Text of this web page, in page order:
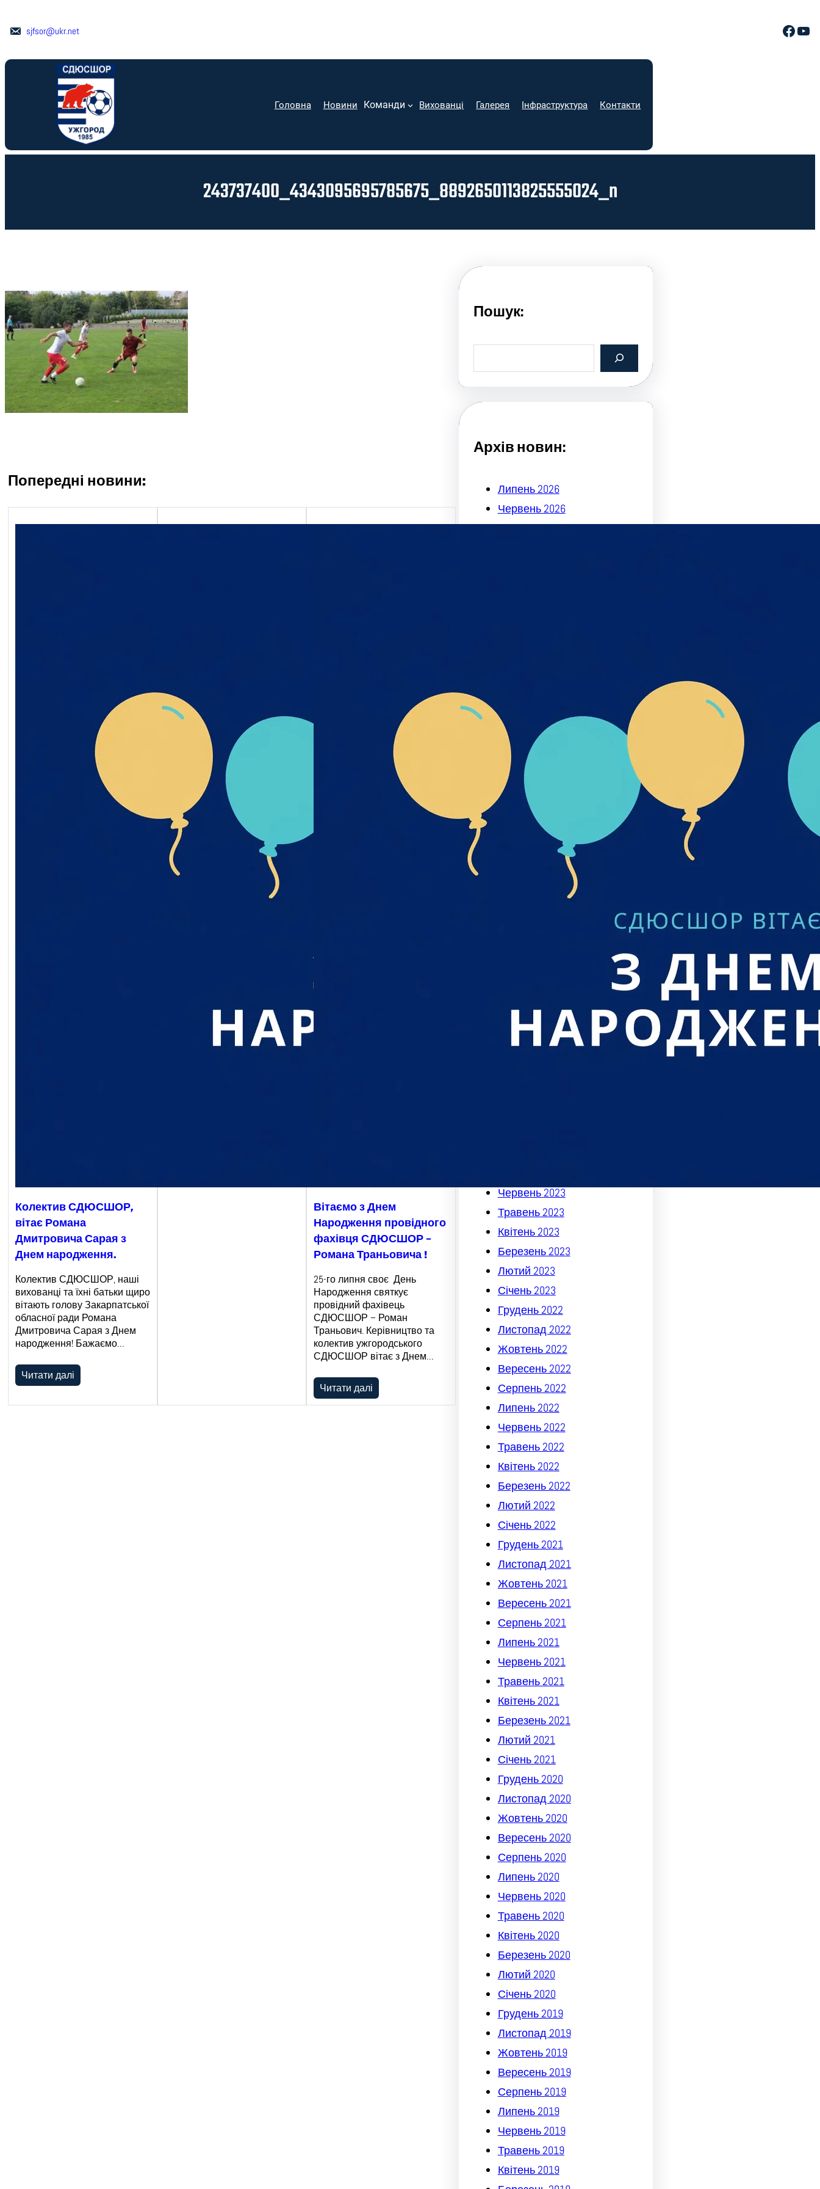
вмістуsjfsor@ukr.net Facebook YouTube
Головна Новини Команди Вихованці Галерея Інфраструктура Контакти
243737400_4343095695785675_8892650113825555024_n
Попередні новини:
Колектив СДЮСШОР,
вітає Романа
Дмитровича Сарая з
Днем народження.
Колектив СДЮСШОР, наші
вихованці та їхні батьки щиро
вітають голову Закарпатської
обласної ради Романа
Дмитровича Сарая з Днем
народження! Бажаємо…
Читати далі
Читати далі
Вітаємо з Днем
Народження провідного
фахівця СДЮСШОР –
Романа Траньовича !
25-го липня своє День
Народження святкує
провідний фахівець
СДЮСШОР – Роман
Траньович. Керівництво та
колектив ужгородського
СДЮСШОР вітає з Днем…
Читати далі
Пошук:
a
c
Архів новин:
Липень 2026
Червень 2026
Травень 2026
Липень 2025
Червень 2025
Травень 2025
Квітень 2025
Березень 2025
Лютий 2025
Січень 2025
Жовтень 2024
Квітень 2024
Березень 2024
Червень 2023
Травень 2023
Квітень 2023
Березень 2023
Лютий 2023
Січень 2023
Грудень 2022
Листопад 2022
Жовтень 2022
Вересень 2022
Серпень 2022
Липень 2022
Червень 2022
Травень 2022
Квітень 2022
Березень 2022
Лютий 2022
Січень 2022
Грудень 2021
Листопад 2021
Жовтень 2021
Вересень 2021
Серпень 2021
Липень 2021
Червень 2021
Травень 2021
Квітень 2021
Березень 2021
Лютий 2021
Січень 2021
Грудень 2020
Листопад 2020
Жовтень 2020
Вересень 2020
Серпень 2020
Липень 2020
Червень 2020
Травень 2020
Квітень 2020
Березень 2020
Лютий 2020
Січень 2020
Грудень 2019
Листопад 2019
Жовтень 2019
Вересень 2019
Серпень 2019
Липень 2019
Червень 2019
Травень 2019
Квітень 2019